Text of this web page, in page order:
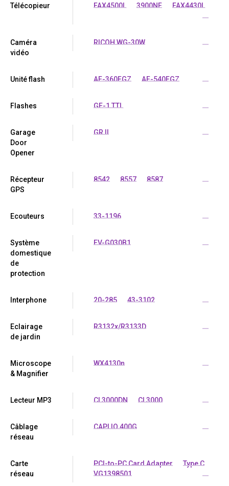
Télécopieur FAX4500L 3900NF
FAX4430L
...
Caméra
vidéo
RICOH WG-30W ...
Unité flash AF-360FGZ AF-540FGZ ...
Flashes GF-1 TTL ...
Garage
Door
Opener
GR II ...
Récepteur
GPS
8542 8557 8587 ...
Ecouteurs 33-1196 ...
Système
domestique
de
protection
FV-G030B1 ...
Interphone 20-285 43-3102 ...
Eclairage
de jardin
R3132x/R3133D ...
Microscope
& Magnifier
WX4130n ...
Lecteur MP3 CL3000DN CL3000 ...
Câblage
réseau
CAPLIO 400G ...
Carte
réseau
PCI-to-PC Card Adapter
Type C
VG1398501
...